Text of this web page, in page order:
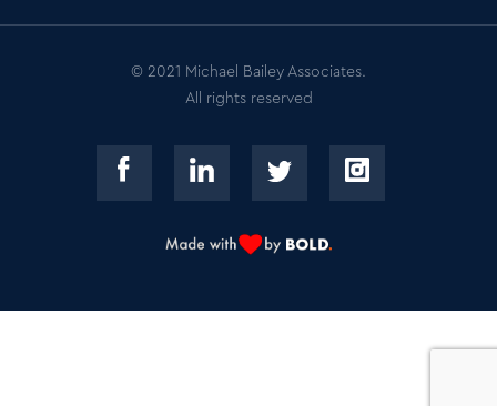
© 2021 Michael Bailey Associates.
All rights reserved